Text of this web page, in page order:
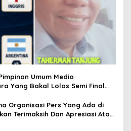
Umum Media
Yang Bakal Lolos Semi Final
Organisasi Pers Yang Ada di
Terimaksih Dan Apresiasi Atas